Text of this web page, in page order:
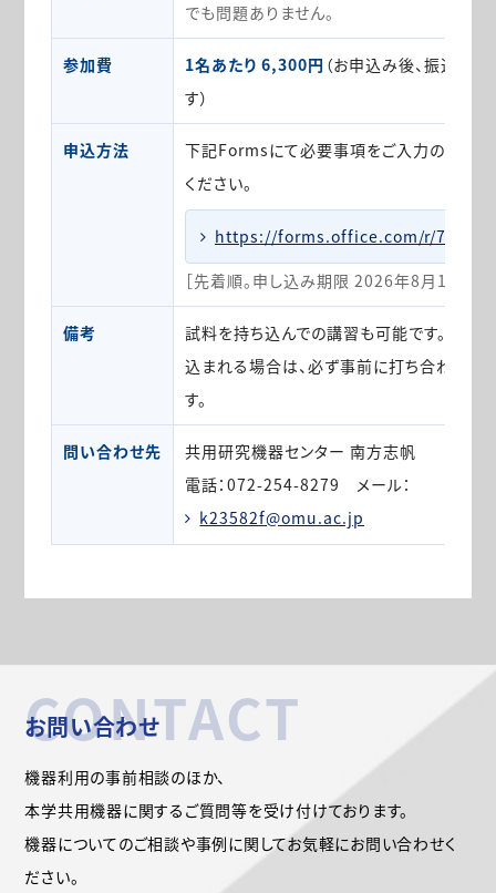
でも問題ありません。
参加費 1名あたり 6,300円 （お申込み後、振込先
す）
申込方法
下記Formsにて必要事項をご入力のうえ、
ください。
https://forms.office.com/r/
［先着順。申し込み期限 2026年8月13日（木
備考
試料を持ち込んでの講習も可能です。なお、
込まれる場合は、必ず事前に打ち合わせを
す。
問い合わせ先
共用研究機器センター 南方志帆
電話：072-254-8279 メール：
k23582f@omu.ac.jp
CONTACT
お問い合わせ
機器利用の事前相談のほか、
本学共用機器に関するご質問等を受け付けております。
機器についてのご相談や事例に関してお気軽にお問い合わせく
ださい。